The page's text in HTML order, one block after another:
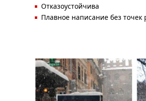
Отказоустойчива
Плавное написание без точек